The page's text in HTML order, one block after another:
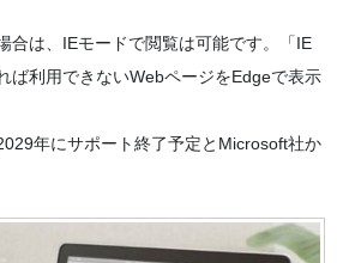
合は、IEモードで閲覧は可能です。「IE
ば利用できないWebページをEdgeで表示
年にサポート終了予定とMicrosoft社か